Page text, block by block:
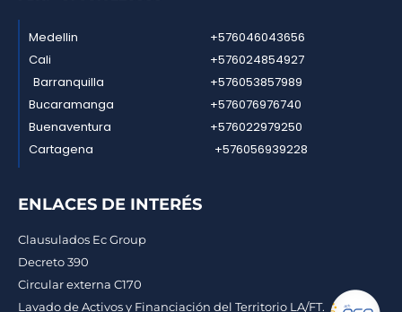
Medellin
Cali
Barranquilla
Bucaramanga
Buenaventura
Cartagena
+576046043656
+576024854927
+576053857989
+576076976740
+576022979250
+576056939228
ENLACES DE INTERÉS
Clausulados Ec Group
Decreto 390
Circular externa C170
Lavado de Activos y Financiación del Territorio LA/FT.